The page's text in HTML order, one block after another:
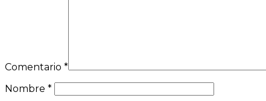
Comentario *
Nombre *